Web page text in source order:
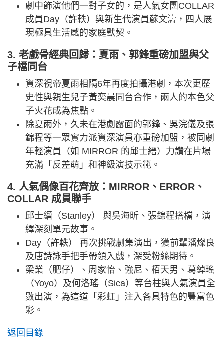
劇中飾演他們一對子女的，是人氣女團COLLAR
成員Day（許軼）與新生代演員蘇文濤，四人展
現極具生活感的家庭默契。
3. 老戲骨經典回歸：夏雨、郭鋒重磅加盟與父
子檔同台
資深視帝夏雨相隔6年再度拍攝港劇，本次更歷
史性與親生兒子黃奕晨同台合作，兩人的本色父
子火花成為焦點。
除夏雨外，久未在港劇露面的郭鋒、吳浣儀及張
錦程等一眾實力派資深演員亦重磅加盟，被同劇
年輕演員（如 MIRROR 的邱士縉）力讚在片場
充滿「反差萌」和神級演技示範。
4. 人氣偶像百花齊放：MIRROR、ERROR、
COLLAR 成員聯手
邱士縉（Stanley） 與吳海昕、張錦程搭檔，演
繹深刻單元故事。
Day（許軼） 再次挑戰劇集演出，獲前輩潘燦良
及唐詩詠手把手帶領入戲，深受粉絲期待。
梁業（肥仔）、周家怡、強尼、栢天男、葛綽瑤
（Yoyo）及何洛瑤（Sica）等台柱與人氣演員全
數出演，為這道「彩虹」注入各具特色的豐富色
彩。
返回目錄